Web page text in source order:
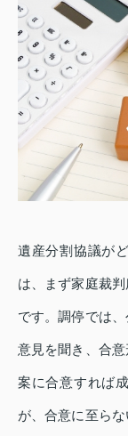
遺産分割協議が
は、まず家庭裁
です。調停では
意見を聞き、合
案に合意すれば
が、合意に至ら